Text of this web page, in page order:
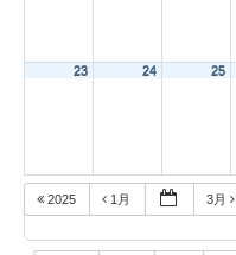
23 24 25
2025 1月 3月